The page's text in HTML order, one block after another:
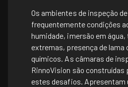
Os ambientes de inspeção
frequentemente condições
humidade, imersão em
extremas, presença de lama
químicos. As câmaras de
RinnoVision são construídas
estes desafios. Apresentam